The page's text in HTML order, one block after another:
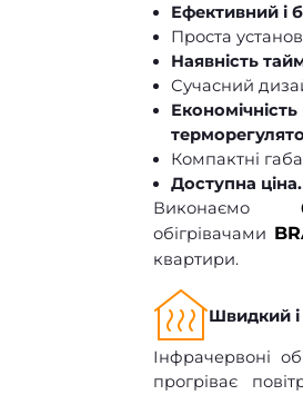
Ефективний і
Проста
Наявність
Сучасний
Компактні
Доступна ціна.
Виконаємо
обігрівачами
квартири.
Швидкий і
Інфрачервоні
прогріває